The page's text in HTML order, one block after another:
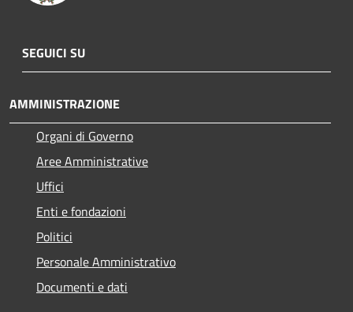
SEGUICI SU
AMMINISTRAZIONE
Organi di Governo
Aree Amministrative
Uffici
Enti e fondazioni
Politici
Personale Amministrativo
Documenti e dati